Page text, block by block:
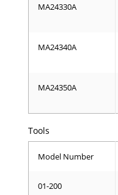
MA24330A
MA24340A
MA24350A
Tools
Model Number
01-200